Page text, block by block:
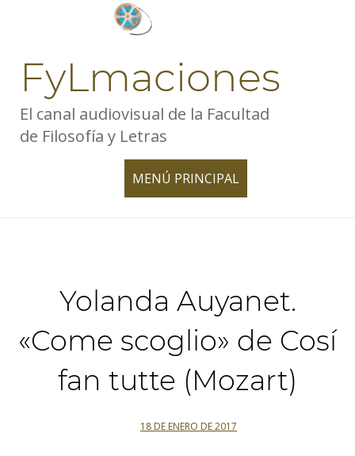
FyLmaciones
El canal audiovisual de la Facultad
de Filosofía y Letras
MENÚ PRINCIPAL
TOGGLE
Yolanda Auyanet.
«Come scoglio» de Cosí
fan tutte (Mozart)
18 DE ENERO DE 2017